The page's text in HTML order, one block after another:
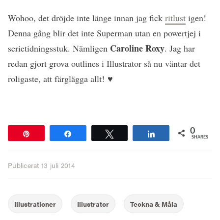
Wohoo, det dröjde inte länge innan jag fick ritlust igen!
Denna gång blir det inte Superman utan en powertjej i
serietidningsstuk. Nämligen Caroline Roxy. Jag har
redan gjort grova outlines i Illustrator så nu väntar det
roligaste, att färglägga allt! ♥
Share 0
SHARES
Publicerat 13 juli 2014